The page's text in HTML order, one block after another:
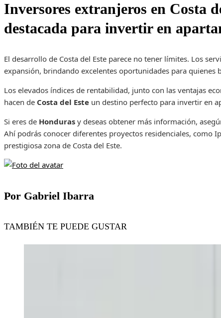
Inversores extranjeros en Costa
destacada para invertir en
El desarrollo de Costa del Este parece no tener límites. Los
expansión, brindando excelentes oportunidades para quienes
Los elevados índices de rentabilidad, junto con las ventajas
hacen de Costa del Este un destino perfecto para invertir en
Si eres de Honduras y deseas obtener más información,
Ahí podrás conocer diferentes proyectos residenciales, como
prestigiosa zona de Costa del Este.
Por Gabriel Ibarra
TAMBIÉN TE PUEDE GUSTAR